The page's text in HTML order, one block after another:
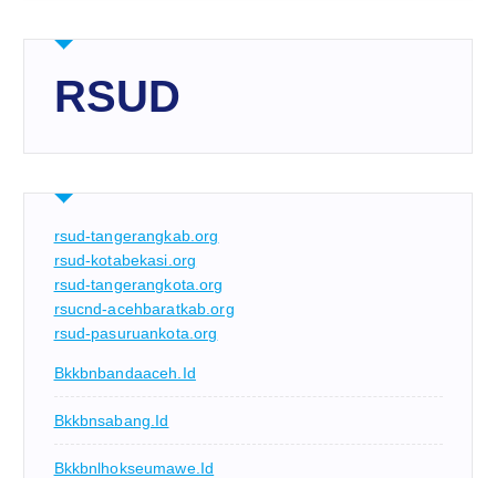
RSUD
rsud-tangerangkab.org
rsud-kotabekasi.org
rsud-tangerangkota.org
rsucnd-acehbaratkab.org
rsud-pasuruankota.org
Bkkbnbandaaceh.id
Bkkbnsabang.id
Bkkbnlhokseumawe.id